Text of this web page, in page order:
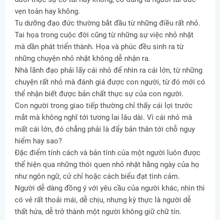
vẹn toàn hay không.
Tu dưỡng đạo đức thường bắt đầu từ những điều rất nhỏ.
Tai họa trong cuộc đời cũng từ những sự việc nhỏ nhặt
mà dần phát triển thành. Họa và phúc đều sinh ra từ
những chuyện nhỏ nhặt không dễ nhận ra.
Nhà lãnh đạo phải lấy cái nhỏ để nhìn ra cái lớn, từ những
chuyện rất nhỏ mà đánh giá được con người, từ đó mới có
thể nhận biết được bản chất thực sự của con người.
Con người trong giao tiếp thường chỉ thấy cái lợi trước
mắt mà không nghĩ tới tương lai lâu dài. Vì cái nhỏ mà
mất cái lớn, đó chẳng phải là đẩy bản thân tới chỗ nguy
hiểm hay sao?
Đặc điểm tính cách và bản tính của một người luôn được
thể hiện qua những thói quen nhỏ nhặt hằng ngày của họ
như ngôn ngữ, cử chỉ hoặc cách biểu đạt tình cảm.
Người dễ dàng đồng ý với yêu cầu của người khác, nhìn thì
có vẻ rất thoải mái, dễ chịu, nhưng kỳ thực là người dễ
thất hứa, dễ trở thành một người không giữ chữ tín.